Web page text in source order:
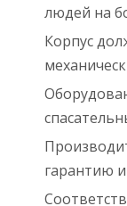
людей на
Корпус
гарантию